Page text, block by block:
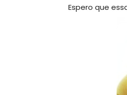
Espero que